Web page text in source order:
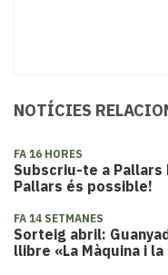
NOTÍCIES
FA 16 HORES
Subscriu-te a
Pallars és possible!
FA 14 SETMANES
Sorteig abril:
llibre «La Màquina i